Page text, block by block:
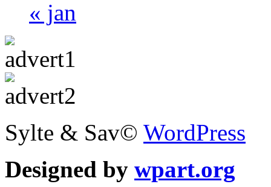
« jan
Sylte & Sav© WordPress
Designed by wpart.org